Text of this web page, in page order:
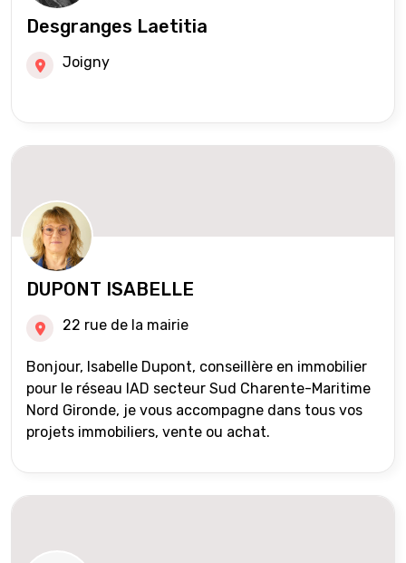
Desgranges Laetitia
Joigny
DUPONT ISABELLE
22 rue de la mairie
Bonjour, Isabelle Dupont, conseillère en immobilier
pour le réseau IAD secteur Sud Charente-Maritime
Nord Gironde, je vous accompagne dans tous vos
projets immobiliers, vente ou achat.